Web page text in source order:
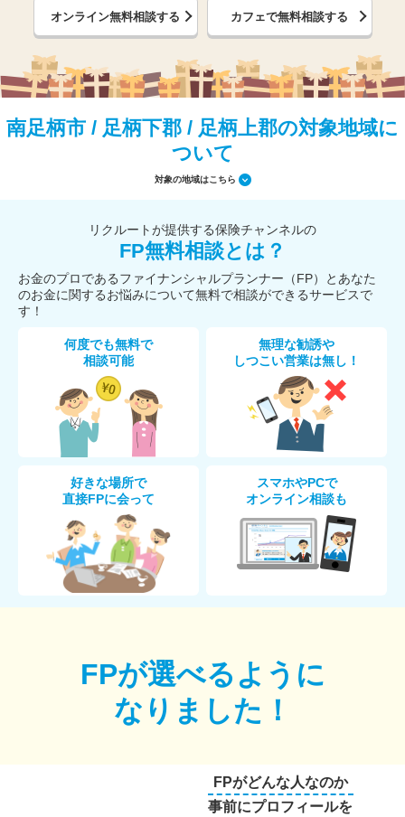
オンライン無料相談する カフェで無料相談する
南足柄市 / 足柄下郡 / 足柄上郡の対象地域に
ついて
対象の地域はこちら
リクルートが提供する保険チャンネルの
FP無料相談とは？
お金のプロであるファイナンシャルプランナー（FP）とあなた
のお金に関するお悩みについて無料で相談ができるサービスで
す！
何度でも無料で
相談可能
無理な勧誘や
しつこい営業は無し！
好きな場所で
直接FPに会って
スマホやPCで
オンライン相談も
FPが選べるように
なりました！
FPがどんな人なのか
事前にプロフィールを